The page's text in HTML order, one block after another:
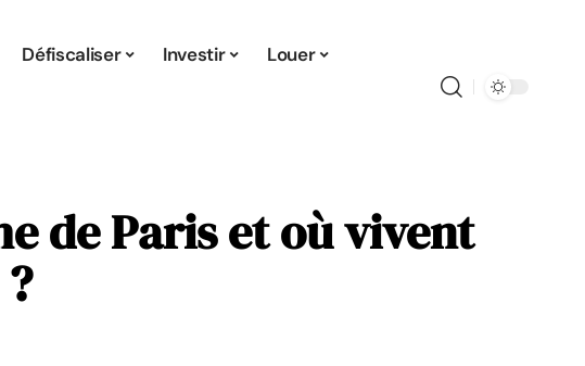
Défiscaliser Investir Louer
de Paris et où vivent